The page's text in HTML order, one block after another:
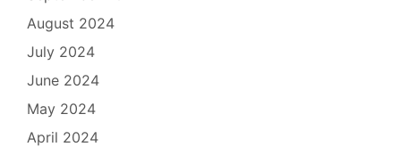
August 2024
July 2024
June 2024
May 2024
April 2024